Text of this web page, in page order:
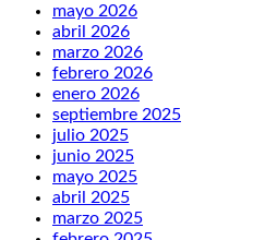
mayo 2026
abril 2026
marzo 2026
febrero 2026
enero 2026
septiembre 2025
julio 2025
junio 2025
mayo 2025
abril 2025
marzo 2025